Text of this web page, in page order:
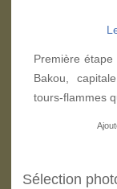
Première étape
Bakou,
tours-flammes
Sélection